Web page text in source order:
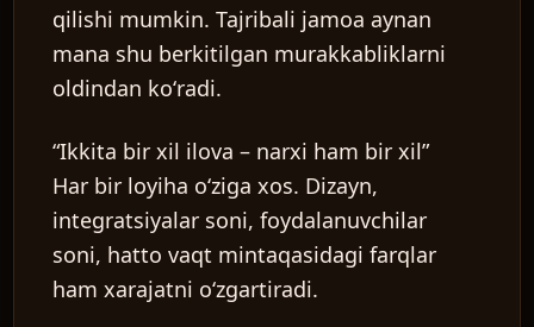
qilishi mumkin. Tajribali jamoa aynan
mana shu berkitilgan murakkabliklarni
oldindan koʻradi.
“Ikkita bir xil ilova – narxi ham bir xil”
Har bir loyiha oʻziga xos. Dizayn,
integratsiyalar soni, foydalanuvchilar
soni, hatto vaqt mintaqasidagi farqlar
ham xarajatni oʻzgartiradi.